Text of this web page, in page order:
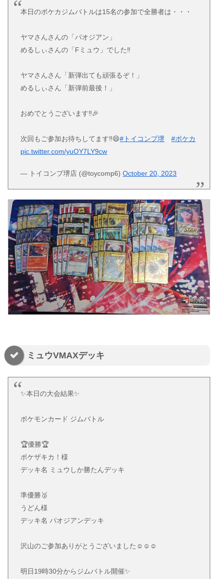
本日のポケカジムバトルは15名の参加で全勝者は・・・
ヤマさんさんの「パオジアン」
めるしぃさんの「Fミュウ」でした‼️
ヤマさんさん「新弾出ても頑張るぞ！」
めるしぃさん「新弾前最後！」
おめでとうございます‼️🎉
次回もご参加お待ちしてます‼️😄#トイコンプ堺
#ポケカ
pic.twitter.com/yuOY7LY9cw
— トイコンプ堺店 (@toycomp6)October 20, 2023
ミュウVMAXデッキ
✨️本日の大会結果✨️
ポケモンカード ジムバトル
🏆優勝🏆
ポケザキカ！様
デッキ名 ミュウしか勝たんデッキ
準優勝🥈
うどん様
デッキ名 パオジアンデッキ
沢山のご参加ありがとうございました☺️☺️☺️
明日19時30分からジムバトル開催✨️